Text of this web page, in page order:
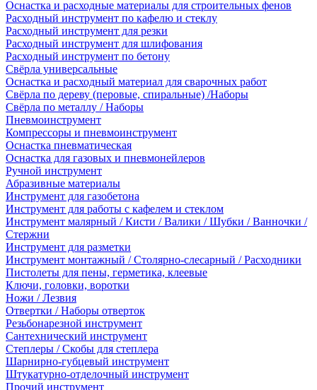
Оснастка и расходные материалы для строительных фенов
Расходный инструмент по кафелю и стеклу
Расходный инструмент для резки
Расходный инструмент для шлифования
Расходный инструмент по бетону
Свёрла универсальные
Оснастка и расходный материал для сварочных работ
Свёрла по дереву (перовые, спиральные) /Наборы
Свёрла по металлу / Наборы
Пневмоинструмент
Компрессоры и пневмоинструмент
Оснастка пневматическая
Оснастка для газовых и пневмонейлеров
Ручной инструмент
Абразивные материалы
Инструмент для газобетона
Инструмент для работы с кафелем и стеклом
Инструмент малярный / Кисти / Валики / Шубки / Ванночки /
Стержни
Инструмент для разметки
Инструмент монтажный / Столярно-слесарный / Расходники
Пистолеты для пены, герметика, клеевые
Ключи, головки, воротки
Ножи / Лезвия
Отвертки / Наборы отверток
Резьбонарезной инструмент
Сантехнический инструмент
Степлеры / Скобы для степлера
Шарнирно-губцевый инструмент
Штукатурно-отделочный инструмент
Прочий инструмент